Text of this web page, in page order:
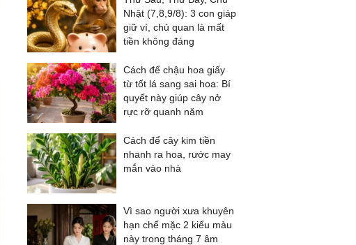
Nhật (7,8,9/8): 3 con giáp
giữ ví, chủ quan là mất
tiền không đáng
Cách để chậu hoa giấy
từ tốt lá sang sai hoa: Bí
quyết này giúp cây nở
rực rỡ quanh năm
Cách để cây kim tiền
nhanh ra hoa, rước may
mắn vào nhà
Vì sao người xưa khuyên
hạn chế mặc 2 kiểu màu
này trong tháng 7 âm